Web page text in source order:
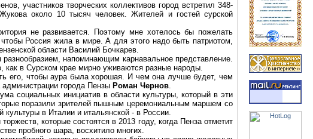
участников творческих коллективов город встретил 348-
около 10 тысяч человек. Жителей и гостей сурской
не развивается. Поэтому мне хотелось бы пожелать
Россия жила в мире. А для этого надо быть патриотом,
области Василий Бочкарев.
напоминающим карнавальное представление.
в Сурском крае мирно уживаются разные народы.
его, чтобы аура была хорошая. И чем она лучше будет, чем
города Пензы Роман Чернов.
социальных инициатив в области культуры, который в эти
поразили зрителей пышным церемониальным маршем со
в Италии и итальянской - в России.
которые состоятся в 2013 году, когда Пенза отметит
пробного шара, восхитило многих.